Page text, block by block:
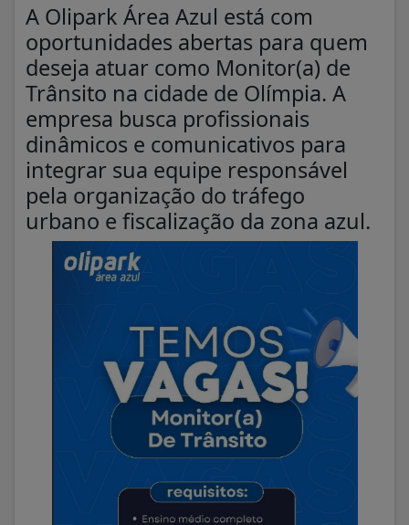
A Olipark Área Azul está com
oportunidades abertas para quem
deseja atuar como Monitor(a) de
Trânsito na cidade de Olímpia. A
empresa busca profissionais
dinâmicos e comunicativos para
integrar sua equipe responsável
pela organização do tráfego
urbano e fiscalização da zona azul.